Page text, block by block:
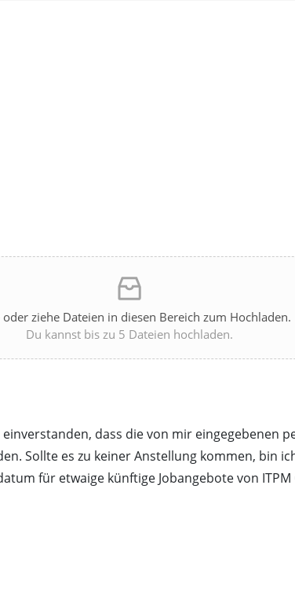
oder ziehe Dateien in diesen Bereich zum Hochladen.
Du kannst bis zu 5 Dateien hochladen.
dass die von mir eingegebenen
Sollte es zu keiner Anstellung kommen, bin
für etwaige künftige Jobangebote von